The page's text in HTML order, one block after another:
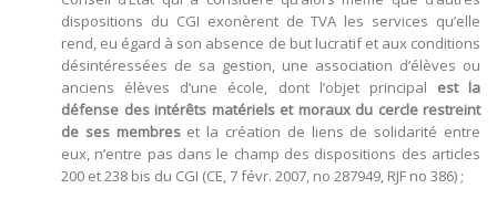
dispositions du CGI exonèrent de TVA les services qu’elle
rend, eu égard à son absence de but lucratif et aux conditions
désintéressées de sa gestion, une association d’élèves ou
anciens élèves d’une école, dont l’objet principal est la
défense des intérêts matériels et moraux du cercle restreint
de ses membreset la création de liens de solidarité entre
eux, n’entre pas dans le champ des dispositions des articles
200 et 238 bis du CGI (CE, 7 févr. 2007, no 287949, RJF no 386) ;